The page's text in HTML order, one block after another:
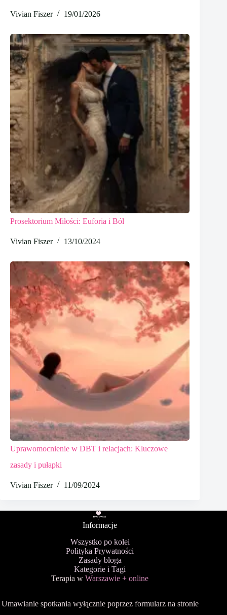
Vivian Fiszer 19/01/2026
Prosektorium Miłości: Euforia i Ból
Vivian Fiszer 13/10/2024
Uprawomocnienie w DBT i relacjach: Kluczowe
zasady i pułapki
Vivian Fiszer 11/09/2024
Informacje
Wszystko po kolei
Polityka Prywatności
Zasady bloga
Kategorie i Tagi
Terapia wWarszawie + online
Umawianie spotkania wyłącznie poprzez formularz na stronie